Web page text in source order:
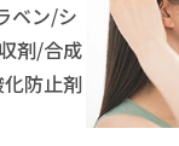
ベン/シ
剤/合成
防止剤